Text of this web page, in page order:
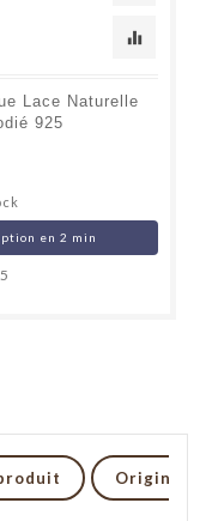
equalizer
Lace Naturelle
925
en 2 min
Origine